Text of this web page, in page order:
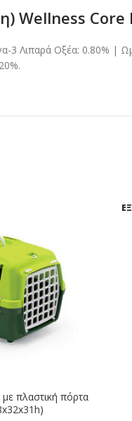
Wellness
Λιπαρά Οξέα: 0.80% |
πλαστική πόρτα